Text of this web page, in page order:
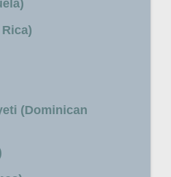
(Dominican